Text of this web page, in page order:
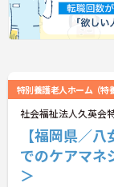
特別養護老人ホーム（特
社会福祉法人久英
【福岡県／
でのケアマネ
＞